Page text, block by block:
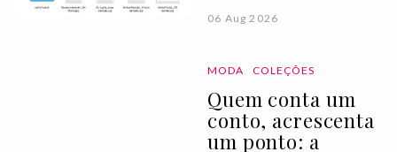
06 Aug 2026
MODA COLEÇÕES
Quem conta um
conto, acrescenta
um ponto: a